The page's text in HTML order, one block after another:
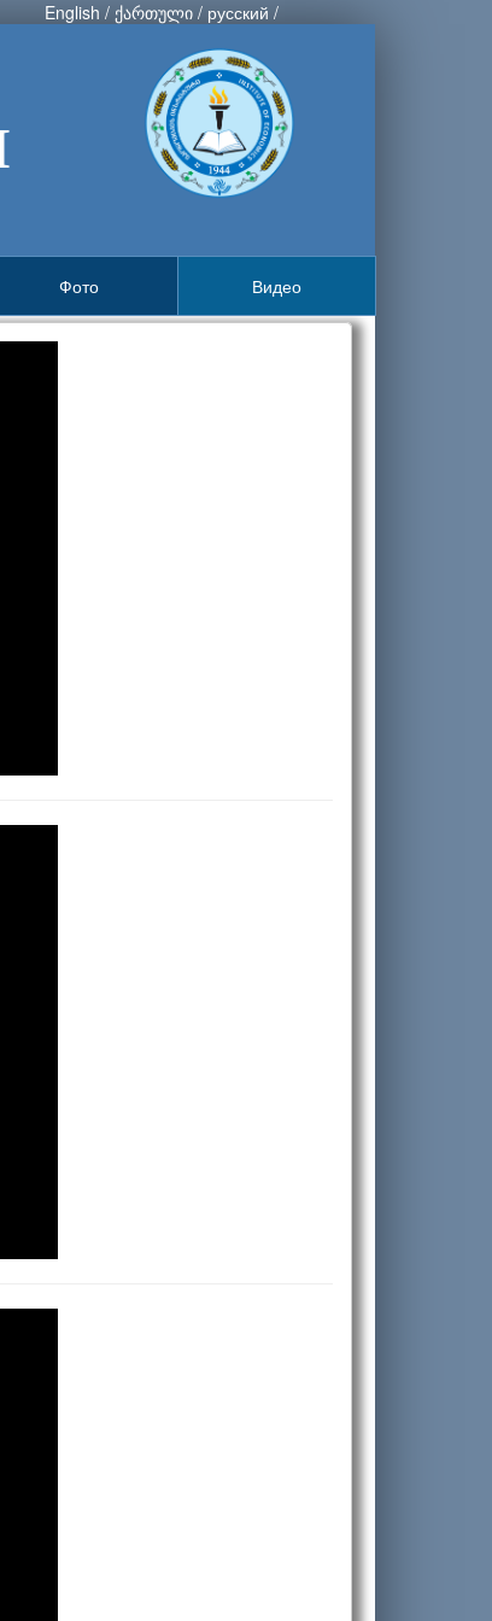
English / ქართული / русский /
Фото Видео